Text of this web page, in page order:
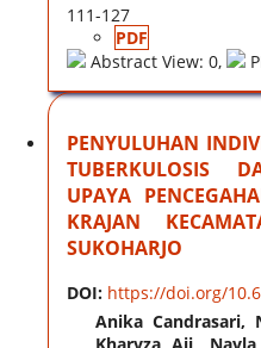
111-127
PDF
Abstract View: 0,
PENYULUHAN
TUBERKULOSIS
UPAYA
KRAJAN
SUKOHARJO
DOI: https://doi.org/
Anika Candrasari,